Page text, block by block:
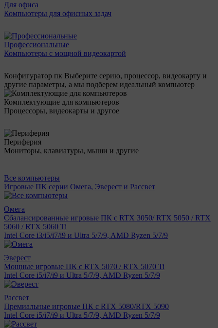
Для офиса
Компьютеры для офисных задач
Профессиональные
Компьютеры с мощной видеокартой
Конфигуратор пк Выберите серию, процессор, видеокарту и
другие параметры, а мы подберем идеальный компьютер
Комплектующие для компьютеров
Процессоры, видеокарты и другое
Периферия
Мониторы, клавиатуры, мыши и другие
Все компьютеры
Игровые ПК серии Омега, Эверест и Рассвет
Омега
Сбалансированные игровые ПК с RTX 3050/ RTX 5050 / RTX
5060 / RTX 5060 Ti
Intel Core i3/i5/i7/i9 и Ultra 5/7/9, AMD Ryzen 5/7/9
Эверест
Мощные игровые ПК с RTX 5070 / RTX 5070 Ti
Intel Core i5/i7/i9 и Ultra 5/7/9, AMD Ryzen 5/7/9
Рассвет
Премиальные игровые ПК с RTX 5080/RTX 5090
Intel Core i5/i7/i9 и Ultra 5/7/9, AMD Ryzen 5/7/9